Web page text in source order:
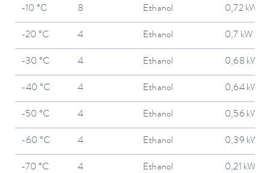
-10 °C 8 Ethanol 0,72 kW
-20 °C 4 Ethanol 0,7 kW
-30 °C 4 Ethanol 0,68 kW
-40 °C 4 Ethanol 0,64 kW
-50 °C 4 Ethanol 0,56 kW
-60 °C 4 Ethanol 0,39 kW
-70 °C 4 Ethanol 0,21 kW